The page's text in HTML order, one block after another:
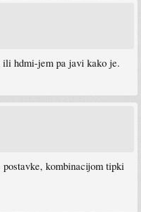
ili hdmi-jem pa javi kako je.
kombinacijom tipki